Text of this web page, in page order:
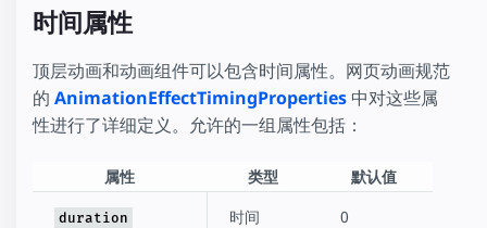
时间属性
顶层动画和动画组件可以包含时间属性。网页动画规范
的 AnimationEffectTimingProperties 中对这些属
性进行了详细定义。允许的一组属性包括：
属性 类型 默认值
duration 时间 0